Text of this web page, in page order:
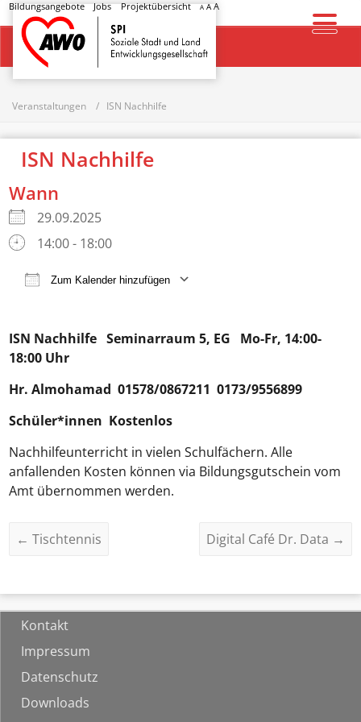
Bildungsangebote Jobs Projektübersicht A AA
Startseite
Veranstaltungen ISN Nachhilfe
ISN Nachhilfe
Wann
29.09.2025
14:00 - 18:00
Zum Kalender hinzufügen
ISN Nachhilfe Seminarraum 5, EG Mo-Fr, 14:00-
18:00 Uhr
Hr.Almohamad 01578/0867211 0173/9556899
Schüler*innen Kostenlos
Nachhilfeunterricht in vielen Schulfächern. Alle
anfallenden Kosten können via Bildungsgutschein vom
Amt übernommen werden.
← Tischtennis Digital Café Dr. Data →
Kontakt
Impressum
Datenschutz
Downloads